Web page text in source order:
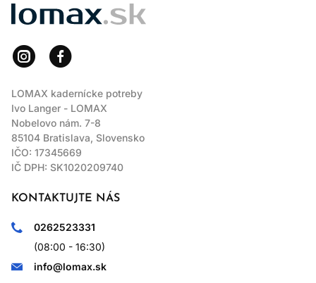
LOMAX
LOMAX kadernícke potreby
Ivo Langer - LOMAX
Nobelovo nám. 7-8
85104 Bratislava, Slovensko
IČO: 17345669
IČ DPH: SK1020209740
KONTAKTUJTE NÁS
0262523331
(08:00 - 16:30)
info@lomax.sk